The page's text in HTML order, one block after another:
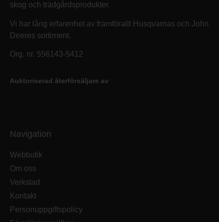
skog och trädgårdsprodukter.
Vi har lång erfarenhet av framförallt Husqvarnas och John
Deeres sortiment.
Org. nr. 556143-5412
Auktoriserad återförsäljare av
Navigation
Webbutik
Om oss
Verkstad
Kontakt
Personuppgiftspolicy